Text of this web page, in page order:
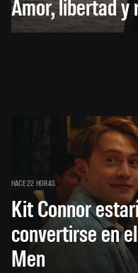
Amor, libertad y
HACE 22 HORAS
Kit Connor
convertirse en
Men